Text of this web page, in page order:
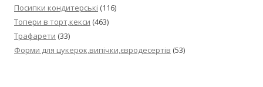
Посипки кондитерські (116)
Топери в торт,кекси (463)
Трафарети (33)
Форми для цукерок,випічки,євродесертів (53)